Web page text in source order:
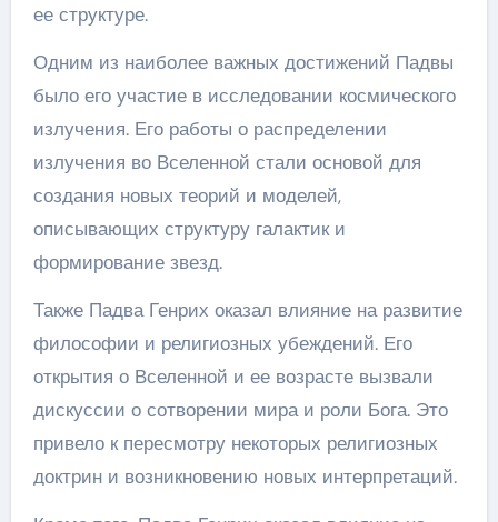
ее структуре.
Одним из наиболее важных достижений Падвы
было его участие в исследовании космического
излучения. Его работы о распределении
излучения во Вселенной стали основой для
создания новых теорий и моделей,
описывающих структуру галактик и
формирование звезд.
Также Падва Генрих оказал влияние на развитие
философии и религиозных убеждений. Его
открытия о Вселенной и ее возрасте вызвали
дискуссии о сотворении мира и роли Бога. Это
привело к пересмотру некоторых религиозных
доктрин и возникновению новых интерпретаций.